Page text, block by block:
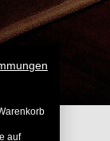
auf